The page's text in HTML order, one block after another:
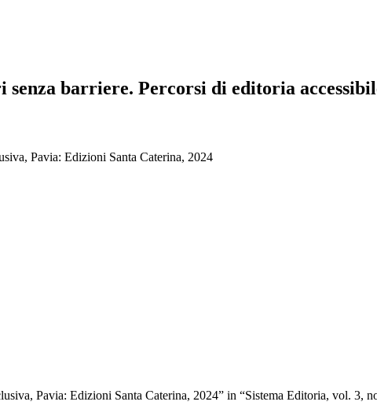
barriere. Percorsi di editoria
Pavia: Edizioni Santa Caterina, 2024
Pavia: Edizioni Santa Caterina, 2024” in “Sistema Editoria, vol. 3,